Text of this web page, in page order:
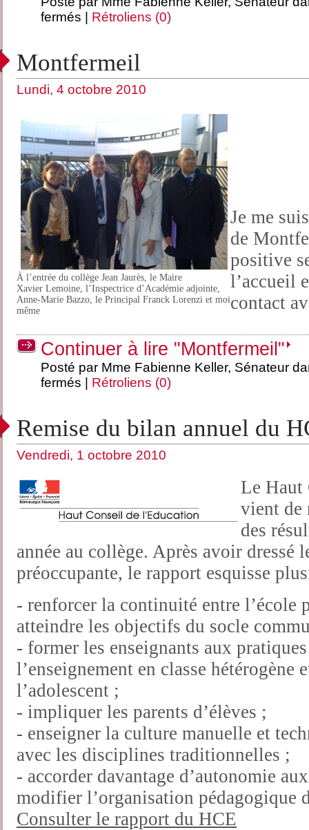
fermés
Rétroliens (0)
Montfermeil
Lundi, 4 octobre 2010
À l’entrée du collège Jean Jaurès, le Maire
Xavier Lemoine, l’Inspectrice d’Académie adjointe,
Anne-Marie Bazzo, le Principal Franck Lorenzi et moi
même
Je me
de
positive
l’accueil
contact
Continuer à lire "Montfermeil"
Posté par Mme Fabienne Keller, Sénateur
fermés
Rétroliens (0)
Remise du bilan annuel du
Vendredi, 1 octobre 2010
Le Haut
vient de
des
année au collège. Après avoir dressé
préoccupante, le rapport esquisse
- renforcer la continuité entre l’école
atteindre les objectifs du socle
- former les enseignants aux
l’enseignement en classe hétérogène
l’adolescent ;
- impliquer les parents d’élèves ;
- enseigner la culture manuelle et
avec les disciplines traditionnelles ;
- accorder davantage d’autonomie
modifier l’organisation pédagogique
Consulter le rapport du HCE